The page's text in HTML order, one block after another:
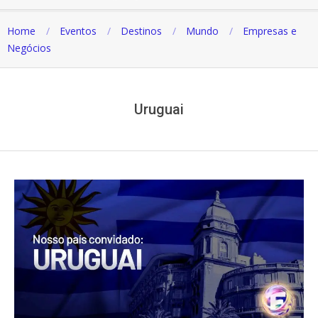
Home Eventos Destinos Mundo
Empresas e
Negócios
Uruguai